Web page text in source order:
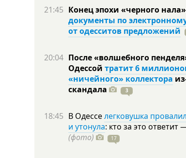
21:45 Конец эпохи «черного
документы по
от одесситов предложений
20:04 После «волшебного
Одессой тратит 6
«ничейного» коллектора
скандала
3
18:45 В Одесселегковушка
и утонула: кто за это ответит
(фото)
17